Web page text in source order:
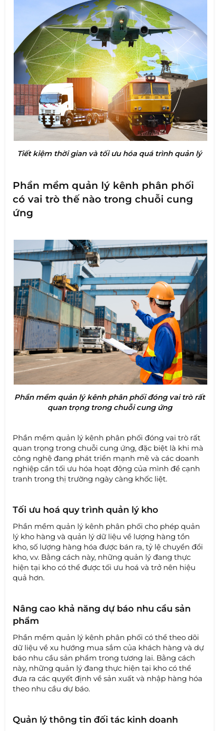
Tiết kiệm thời gian và tối ưu hóa quá trình quản lý
Phần mềm quản lý kênh phân phối
có vai trò thế nào trong chuỗi cung
ứng
Phần mềm quản lý kênh phân phối đóng vai trò rất
quan trọng trong chuỗi cung ứng
Phần mềm quản lý kênh phân phối đóng vai trò rất
quan trọng trong chuỗi cung ứng, đặc biệt là khi mà
công nghệ đang phát triển mạnh mẽ và các doanh
nghiệp cần tối ưu hóa hoạt động của mình để cạnh
tranh trong thị trường ngày càng khốc liệt.
Tối ưu hoá quy trình quản lý kho
Phần mềm quản lý kênh phân phối cho phép quản
lý kho hàng và quản lý dữ liệu về lượng hàng tồn
kho, số lượng hàng hóa được bán ra, tỷ lệ chuyển đổi
kho, v.v. Bằng cách này, những quản lý đang thực
hiện tại kho có thể được tối ưu hoá và trở nên hiệu
quả hơn.
Nâng cao khả năng dự báo nhu cầu sản
phẩm
Phần mềm quản lý kênh phân phối có thể theo dõi
dữ liệu về xu hướng mua sắm của khách hàng và dự
báo nhu cầu sản phẩm trong tương lai. Bằng cách
này, những quản lý đang thực hiện tại kho có thể
đưa ra các quyết định về sản xuất và nhập hàng hóa
theo nhu cầu dự báo.
Quản lý thông tin đối tác kinh doanh